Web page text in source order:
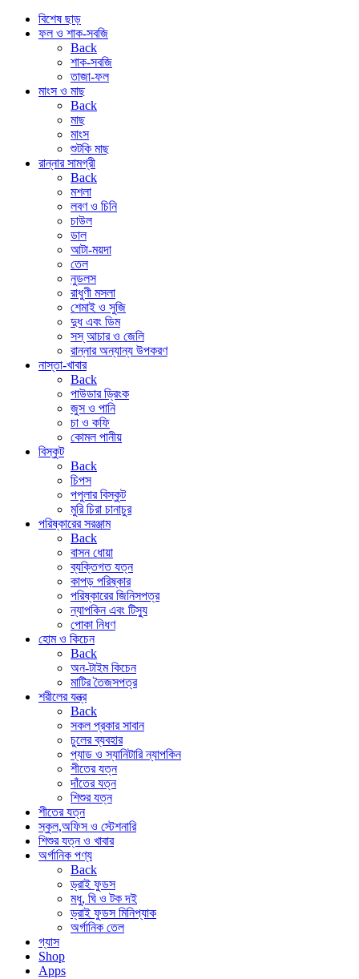
বিশেষ ছাড়
ফল ও শাক-সবজি
Back
শাক-সবজি
তাজা-ফল
মাংস ও মাছ
Back
মাছ
মাংস
শুটকি মাছ
রান্নার সামগ্রী
Back
মশলা
লবণ ও চিনি
চাউল
ডাল
আটা-ময়দা
তেল
নুডলস
রাধুণী মসলা
শেমাই ও সুজি
দুধ এবং ডিম
সস্ আচার ও জেলি
রান্নার অন্যান্য উপকরণ
নাস্তা-খাবার
Back
পাউডার ড্রিংক
জুস ও পানি
চা ও কফি
কোমল পানীয়
বিস্কুট
Back
চিপস
পপুলার বিস্কুট
মুরি চিরা চানাচুর
পরিষ্কারের সরঞ্জাম
Back
বাসন ধোয়া
ব্যক্তিগত যত্ন
কাপড় পরিষ্কার
পরিষ্কারের জিনিসপত্র
ন্যাপকিন এবং টিস্যু
পোকা নিধণ
হোম ও কিচেন
Back
অন-টাইম কিচেন
মাটির তৈজসপত্র
শরীলের যন্ত্র
Back
সকল প্রকার সাবান
চুলের ব্যবহার
প্যাড ও স্যানিটারি ন্যাপকিন
শীতের যত্ন
দাঁতের যত্ন
শিশুর যত্ন
শীতের যত্ন
স্কুল,অফিস ও স্টেশনারি
শিশুর যত্ন ও খাবার
অর্গানিক পণ্য
Back
ড্রাই ফুডস
মধু, ঘি ও টক দই
ড্রাই ফুডস মিনিপ্যাক
অর্গানিক তেল
গ্যাস
Shop
Apps